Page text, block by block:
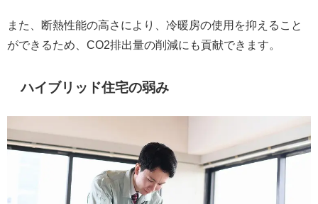
また、断熱性能の高さにより、冷暖房の使用を抑えること
ができるため、CO2排出量の削減にも貢献できます。
ハイブリッド住宅の弱み